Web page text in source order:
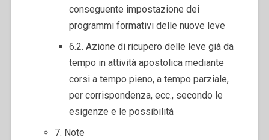
conseguente impostazione dei
programmi formativi delle nuove leve
6.2. Azione di ricupero delle leve già da
tempo in attività apostolica mediante
corsi a tempo pieno, a tempo parziale,
per corrispondenza, ecc., secondo le
esigenze e le possibilità
7. Note